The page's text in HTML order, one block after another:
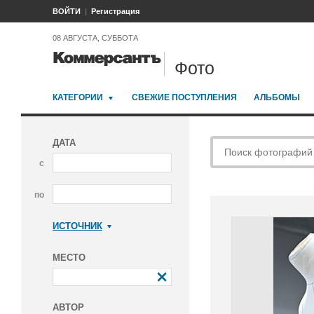
ВОЙТИ Регистрация
08 АВГУСТА, СУББОТА
Фото
КАТЕГОРИИ СВЕЖИЕ ПОСТУПЛЕНИЯ АЛЬБОМЫ
ДАТА
с
по
ИСТОЧНИК
МЕСТО
АВТОР